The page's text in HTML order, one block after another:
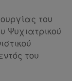
του
Ψυχιατρικού
του